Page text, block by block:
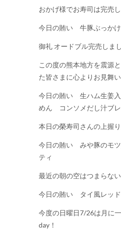
おかげ様でお寿司は完売
今日の賄い 牛豚ぶっか
御礼 オードブル完売しま
この度の熊本地方を震源
た皆さまに心よりお見舞
今日の賄い 生ハム生姜入
めん コンソメだし汁ブレ
本日の榮寿司さんの上握
今日の賄い みや豚のモ
ティ
最近の朝の空はつまらない
今日の賄い タイ風レッ
今度の日曜日7/26は月に
day！